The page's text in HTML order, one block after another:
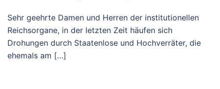
Sehr geehrte Damen und Herren der institutionellen
Reichsorgane, in der letzten Zeit häufen sich
Drohungen durch Staatenlose und Hochverräter, die
ehemals am […]